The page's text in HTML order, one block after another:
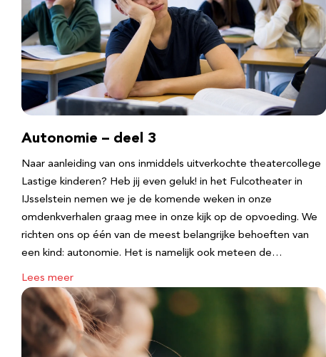
Autonomie – deel 3
Naar aanleiding van ons inmiddels uitverkochte theatercollege
Lastige kinderen? Heb jij even geluk! in het Fulcotheater in
IJsselstein nemen we je de komende weken in onze
omdenkverhalen graag mee in onze kijk op de opvoeding. We
richten ons op één van de meest belangrijke behoeften van
een kind: autonomie. Het is namelijk ook meteen de…
Lees meer